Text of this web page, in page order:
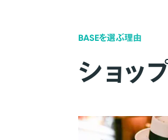
BASEを選ぶ理由
ショッ